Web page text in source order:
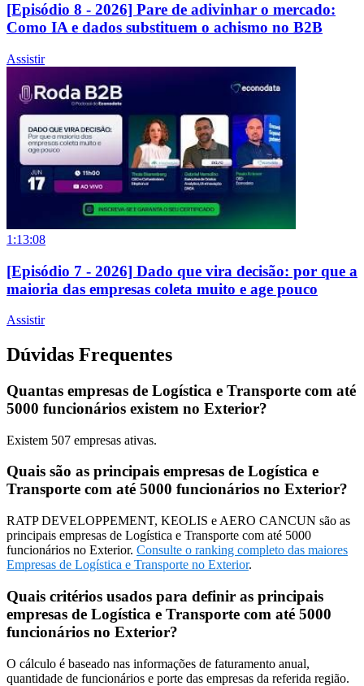
[Episódio 8 - 2026] Pare de adivinhar o mercado:
Como IA e dados substituem o achismo no B2B
Assistir
1:13:08
[Episódio 7 - 2026] Dado que vira decisão: por que a
maioria das empresas coleta muito e age pouco
Assistir
Dúvidas Frequentes
Quantas empresas de Logística e Transporte com até
5000 funcionários existem no Exterior?
Existem 507 empresas ativas.
Quais são as principais empresas de Logística e
Transporte com até 5000 funcionários no Exterior?
RATP DEVELOPPEMENT, KEOLIS e AERO CANCUN são as
principais empresas de Logística e Transporte com até 5000
funcionários no Exterior. Consulte o ranking completo das maiores
Empresas de Logística e Transporte no Exterior.
Quais critérios usados para definir as principais
empresas de Logística e Transporte com até 5000
funcionários no Exterior?
O cálculo é baseado nas informações de faturamento anual,
quantidade de funcionários e porte das empresas da referida região.